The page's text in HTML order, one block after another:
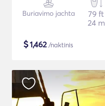
Buriavimo jachta
79 ft
24 m
$1,462/naktinis